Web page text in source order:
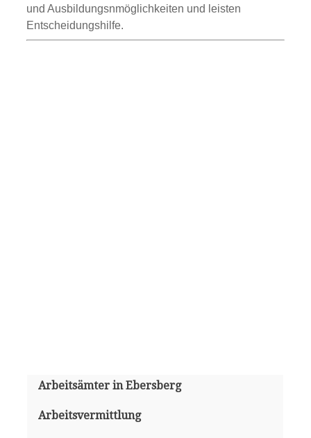
und Ausbildungsnmöglichkeiten und leisten
Entscheidungshilfe.
Arbeitsämter in Ebersberg
Arbeitsvermittlung